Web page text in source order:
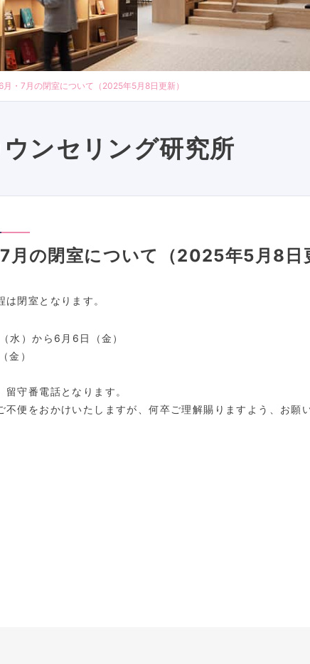
6月・7月の閉室について（2025年5月8日更新）
ウンセリング研究所
月の閉室について（2025年5月8日
は閉室となります。
水）から6月6日（金）
金）
留守番電話となります。
不便をおかけいたしますが、何卒ご理解賜りますよう、お願